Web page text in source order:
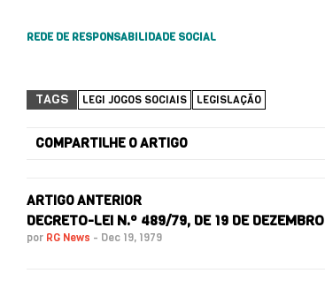
REDE DE RESPONSABILIDADE SOCIAL
TAGS LEGI JOGOS SOCIAIS LEGISLAÇÃO
COMPARTILHE O ARTIGO
ARTIGO ANTERIOR
DECRETO-LEI N.º 489/79, DE 19 DE DEZEMBRO
por RG News - Dec 19, 1979